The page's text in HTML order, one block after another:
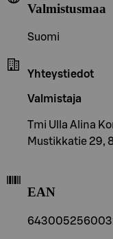
Valmistusmaa
Suomi
Yhteystiedot
Valmistaja
Tmi Ulla Alina
Mustikkatie 29,
EAN